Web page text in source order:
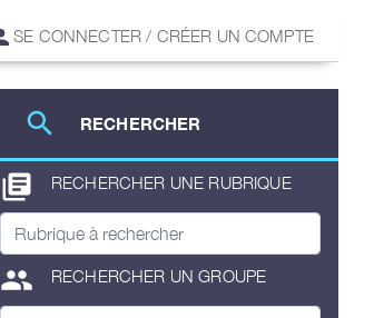
SE CONNECTER / CRÉER UN COMPTE
search RECHERCHER
library_books RECHERCHER UNE RUBRIQUE
group RECHERCHER UN GROUPE